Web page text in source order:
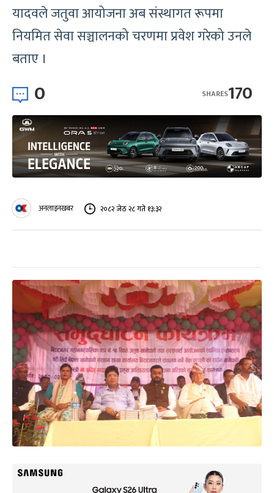
यादवले जतुवा आयोजना अब संस्थागत रूपमा
नियमित सेवा सञ्चालनको चरणमा प्रवेश गरेको उनले
बताए ।
0 170
SHARES
अनलाइनखबर २०८२ जेठ २८ गते १३:३२